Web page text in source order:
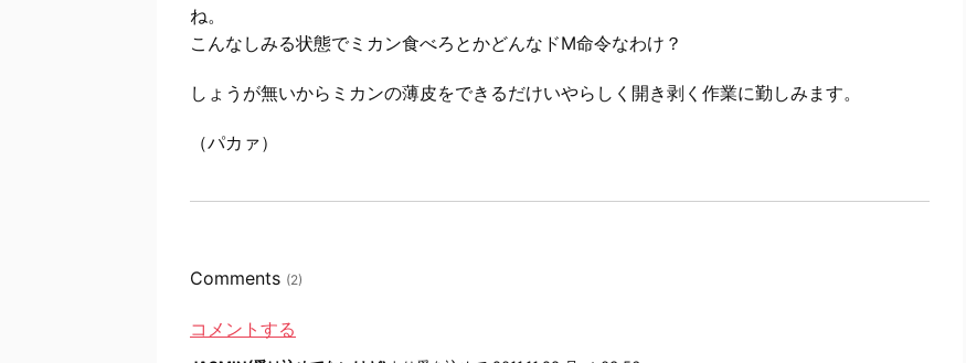
ね。
こんなしみる状態でミカン食べろとかどんなドM命令なわけ？
しょうが無いからミカンの薄皮をできるだけいやらしく開き剥く作業に勤しみます。
（パカァ）
Comments (2)
コメントする